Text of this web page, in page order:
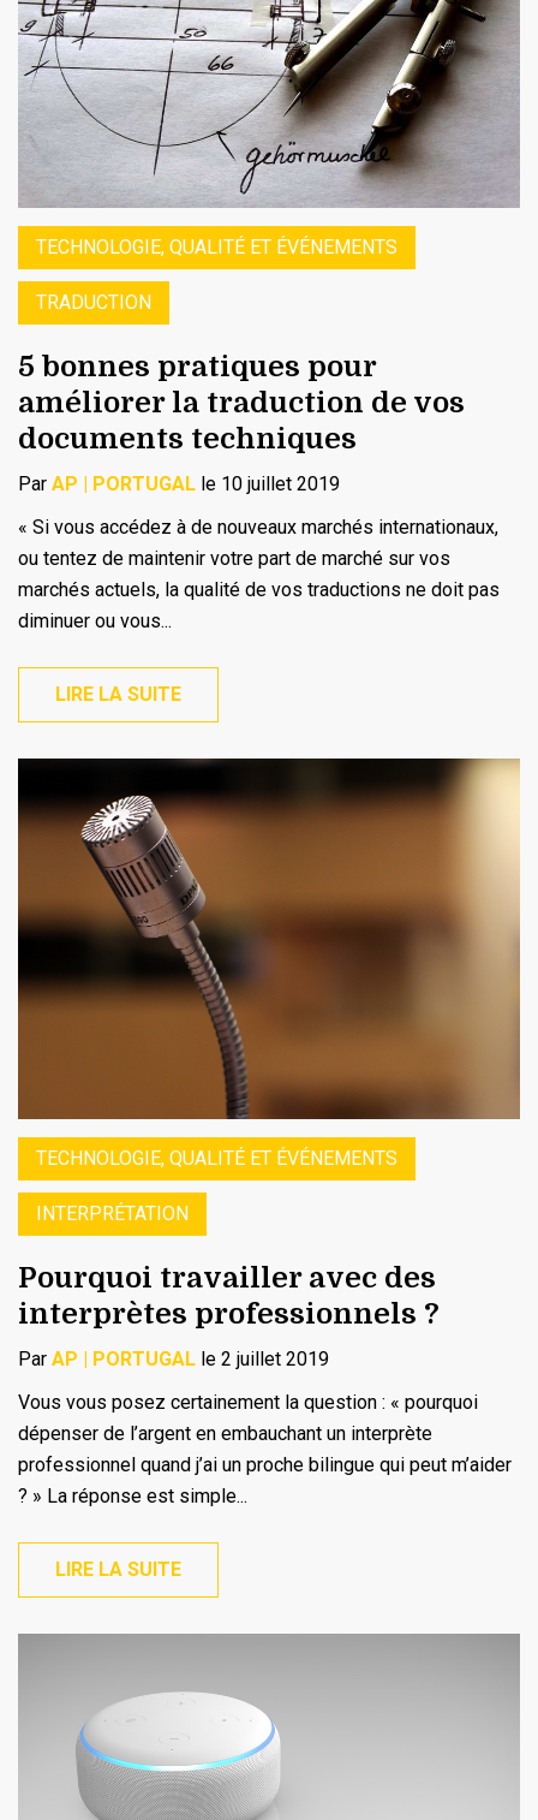
TECHNOLOGIE, QUALITÉ ET ÉVÉNEMENTS
TRADUCTION
5 bonnes pratiques pour
améliorer la traduction de vos
documents techniques
Par AP | PORTUGAL le 10 juillet 2019
« Si vous accédez à de nouveaux marchés internationaux,
ou tentez de maintenir votre part de marché sur vos
marchés actuels, la qualité de vos traductions ne doit pas
diminuer ou vous...
LIRE LA SUITE
TECHNOLOGIE, QUALITÉ ET ÉVÉNEMENTS
INTERPRÉTATION
Pourquoi travailler avec des
interprètes professionnels ?
Par AP | PORTUGAL le 2 juillet 2019
Vous vous posez certainement la question : « pourquoi
dépenser de l’argent en embauchant un interprète
professionnel quand j’ai un proche bilingue qui peut m’aider
? » La réponse est simple...
LIRE LA SUITE